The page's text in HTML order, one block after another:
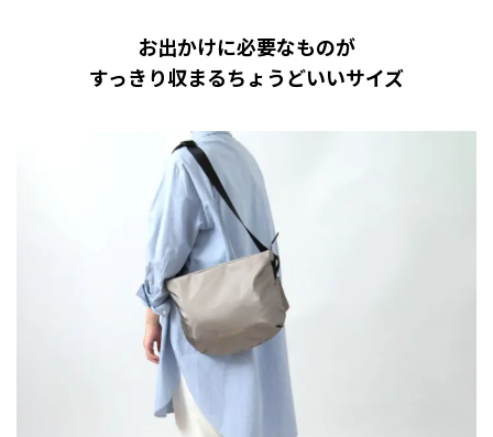
お出かけに必要なものが
すっきり収まるちょうどいいサイズ